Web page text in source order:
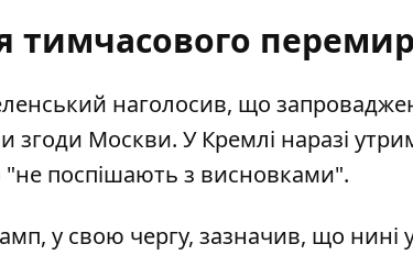
тимчасового
наголосив, що
Москви. У Кремлі наразі
"не поспішають з висновками".
у свою чергу, зазначив, що нині